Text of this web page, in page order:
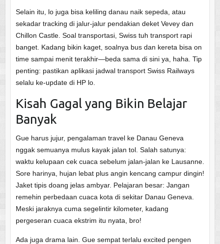
Selain itu, lo juga bisa keliling danau naik sepeda, atau
sekadar tracking di jalur-jalur pendakian deket Vevey dan
Chillon Castle. Soal transportasi, Swiss tuh transport rapi
banget. Kadang bikin kaget, soalnya bus dan kereta bisa on
time sampai menit terakhir—beda sama di sini ya, haha. Tip
penting: pastikan aplikasi jadwal transport Swiss Railways
selalu ke-update di HP lo.
Kisah Gagal yang Bikin Belajar
Banyak
Gue harus jujur, pengalaman travel ke Danau Geneva
nggak semuanya mulus kayak jalan tol. Salah satunya:
waktu kelupaan cek cuaca sebelum jalan-jalan ke Lausanne.
Sore harinya, hujan lebat plus angin kencang campur dingin!
Jaket tipis doang jelas ambyar. Pelajaran besar: Jangan
remehin perbedaan cuaca kota di sekitar Danau Geneva.
Meski jaraknya cuma segelintir kilometer, kadang
pergeseran cuaca ekstrim itu nyata, bro!
Ada juga drama lain. Gue sempat terlalu excited pengen